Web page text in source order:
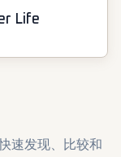
Life
速发现、比较和